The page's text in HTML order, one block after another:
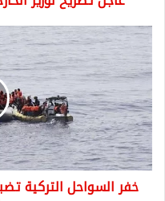
خفر
السواحل
التركية
تضبط
60
مهاجرا
غير
نظامي
غربي
البلاد